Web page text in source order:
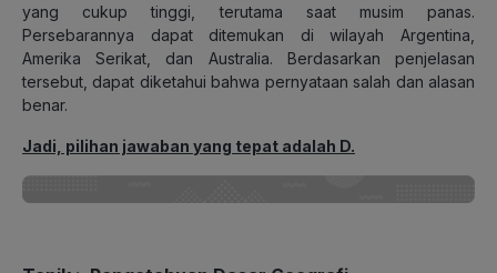
yang cukup tinggi, terutama saat musim panas.
Persebarannya dapat ditemukan di wilayah Argentina,
Amerika Serikat, dan Australia. Berdasarkan penjelasan
tersebut, dapat diketahui bahwa pernyataan salah dan alasan
benar.
Jadi, pilihan jawaban yang tepat adalah D.